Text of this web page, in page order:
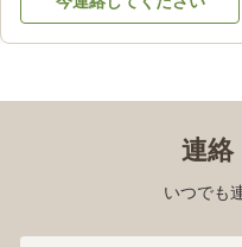
連絡
いつでも